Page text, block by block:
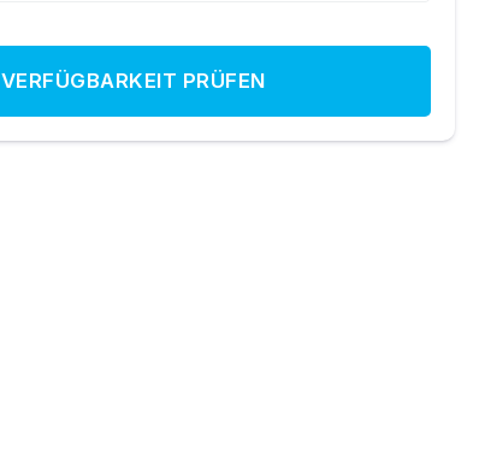
VERFÜGBARKEIT PRÜFEN